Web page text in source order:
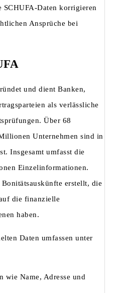
SCHUFA-Daten korrigieren
Ansprüche bei
und dient Banken,
als verlässliche
Über 68
Unternehmen sind in
Insgesamt umfasst die
Einzelinformationen.
erstellt, die
die finanzielle
haben.
Daten umfassen unter
wie Name, Adresse und